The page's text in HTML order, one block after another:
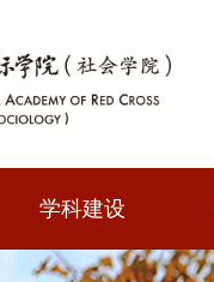
学科建设